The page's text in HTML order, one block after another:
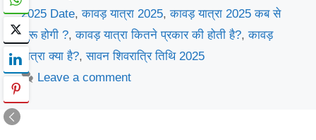
2025 Date,कावड़ यात्रा 2025,कावड़ यात्रा 2025 कब से
शुरू होगी ?,कावड़ यात्रा कितने प्रकार की होती है?,कावड़
यात्रा क्या है?,सावन शिवरात्रि तिथि 2025
Leave a comment